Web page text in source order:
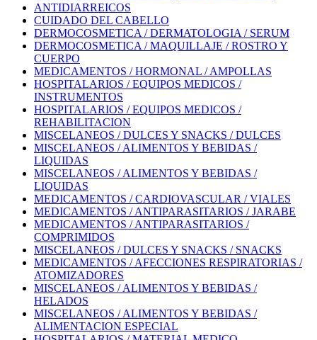
ANTIDIARREICOS
CUIDADO DEL CABELLO
DERMOCOSMETICA / DERMATOLOGIA / SERUM
DERMOCOSMETICA / MAQUILLAJE / ROSTRO Y
CUERPO
MEDICAMENTOS / HORMONAL / AMPOLLAS
HOSPITALARIOS / EQUIPOS MEDICOS /
INSTRUMENTOS
HOSPITALARIOS / EQUIPOS MEDICOS /
REHABILITACION
MISCELANEOS / DULCES Y SNACKS / DULCES
MISCELANEOS / ALIMENTOS Y BEBIDAS /
LIQUIDAS
MISCELANEOS / ALIMENTOS Y BEBIDAS /
LIQUIDAS
MEDICAMENTOS / CARDIOVASCULAR / VIALES
MEDICAMENTOS / ANTIPARASITARIOS / JARABE
MEDICAMENTOS / ANTIPARASITARIOS /
COMPRIMIDOS
MISCELANEOS / DULCES Y SNACKS / SNACKS
MEDICAMENTOS / AFECCIONES RESPIRATORIAS /
ATOMIZADORES
MISCELANEOS / ALIMENTOS Y BEBIDAS /
HELADOS
MISCELANEOS / ALIMENTOS Y BEBIDAS /
ALIMENTACION ESPECIAL